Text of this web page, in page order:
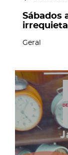
Sábados
Geral